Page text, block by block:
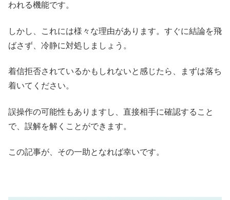
われる機能です。
しかし、これには様々な理由があります。すぐに結論を飛
ばさず、冷静に対処しましょう。
着信拒否されているかもしれないと感じたら、まずは落ち
着いてください。
誤操作の可能性もありますし、直接相手に確認すること
で、誤解を解くことができます。
この記事が、その一助となれば幸いです。